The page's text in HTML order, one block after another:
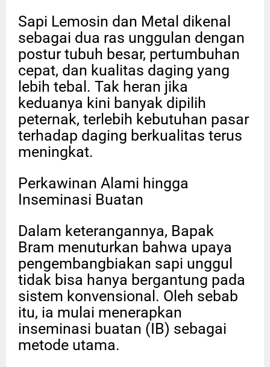
Sapi Lemosin dan Metal dikenal
sebagai dua ras unggulan dengan
postur tubuh besar, pertumbuhan
cepat, dan kualitas daging yang
lebih tebal. Tak heran jika
keduanya kini banyak dipilih
peternak, terlebih kebutuhan pasar
terhadap daging berkualitas terus
meningkat.
Perkawinan Alami hingga
Inseminasi Buatan
Dalam keterangannya, Bapak
Bram menuturkan bahwa upaya
pengembangbiakan sapi unggul
tidak bisa hanya bergantung pada
sistem konvensional. Oleh sebab
itu, ia mulai menerapkan
inseminasi buatan (IB) sebagai
metode utama.